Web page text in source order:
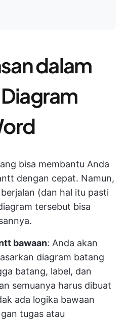
dalam
bisa membantu Anda
dengan cepat. Namun,
(dan hal itu pasti
tersebut bisa
bawaan: Anda akan
diagram batang
batang, label, dan
semuanya harus dibuat
ada logika bawaan
tugas atau